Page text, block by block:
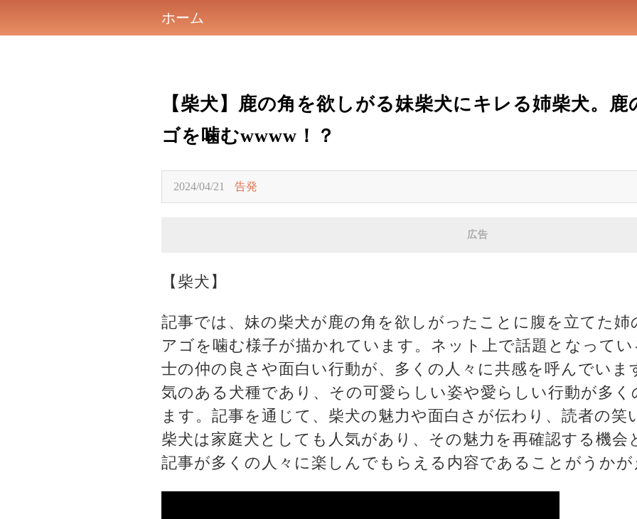
ホーム
【柴犬】鹿の角を欲しがる妹柴犬にキレる姉柴犬。
ゴを噛むwwww！？
2024/04/21 告発
広告
【柴犬】
記事では、妹の柴犬が鹿の角を欲しがったことに腹を立てた姉
アゴを噛む様子が描かれています。ネット上で話題となってい
士の仲の良さや面白い行動が、多くの人々に共感を呼んでいま
気のある犬種であり、その可愛らしい姿や愛らしい行動が多く
ます。記事を通じて、柴犬の魅力や面白さが伝わり、読者の笑
柴犬は家庭犬としても人気があり、その魅力を再確認する機会
記事が多くの人々に楽しんでもらえる内容であることがうかが